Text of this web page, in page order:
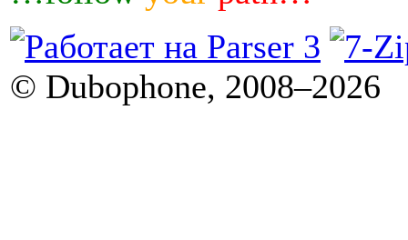
© Dubophone, 2008–2026